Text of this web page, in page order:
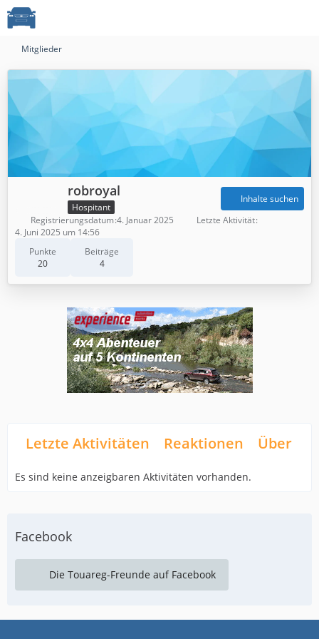
Mitglieder
robroyal
Hospitant
Punkte
20
Beiträge
4
Inhalte suchen
Registrierungsdatum 4. Januar 2025
Letzte Aktivität
4. Juni 2025 um 14:56
Letzte Aktivitäten Reaktionen Über
Es sind keine anzeigbaren Aktivitäten vorhanden.
Facebook
Die Touareg-Freunde auf Facebook